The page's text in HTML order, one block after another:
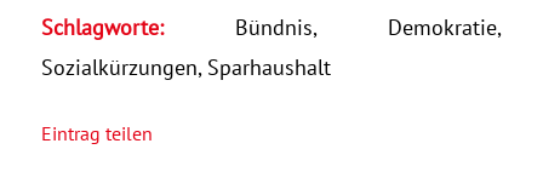
Schlagworte: Bündnis, Demokratie,
Sozialkürzungen, Sparhaushalt
Eintrag teilen